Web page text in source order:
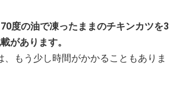
度の油で凍ったままのチキンカツを3
があります。
、もう少し時間がかかることもありま